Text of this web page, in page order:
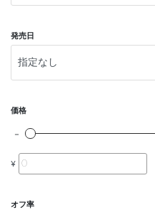
発売日
価格
¥
オフ率